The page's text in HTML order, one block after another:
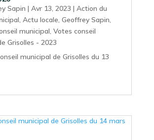
Sapin | Avr 13, 2023 | Action du
, Actu locale, Geoffrey Sapin,
municipal, Votes conseil
Grisolles - 2023
municipal de Grisolles du 13